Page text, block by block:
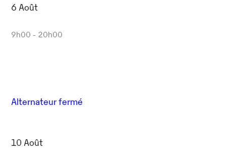
6 Août
9h00 - 20h00
Alternateur fermé
10 Août